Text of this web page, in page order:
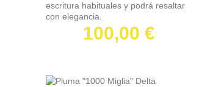
escritura habituales y podrá resaltar
con elegancia.
100,00 €